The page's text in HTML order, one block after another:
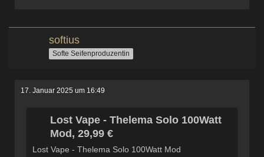
softius
Softe Seifenproduzentin
17. Januar 2025 um 16:49
Lost Vape - Thelema Solo 100Watt
Mod, 29,99 €
Lost Vape - Thelema Solo 100Watt Mod